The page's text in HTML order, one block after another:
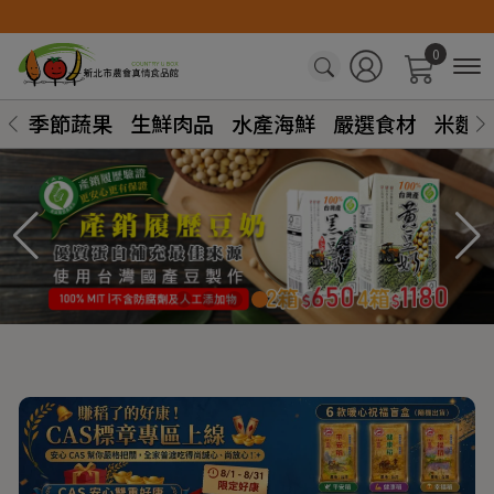
0
季節蔬果 生鮮肉品 水產海鮮 嚴選食材 米麵